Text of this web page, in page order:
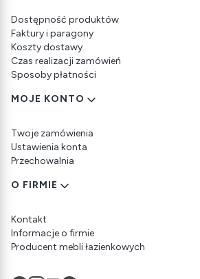
Dostępność produktów
Faktury i paragony
Koszty dostawy
Czas realizacji zamówień
Sposoby płatności
MOJE KONTO
Twoje zamówienia
Ustawienia konta
Przechowalnia
O FIRMIE
Kontakt
Informacje o firmie
Producent mebli łazienkowych